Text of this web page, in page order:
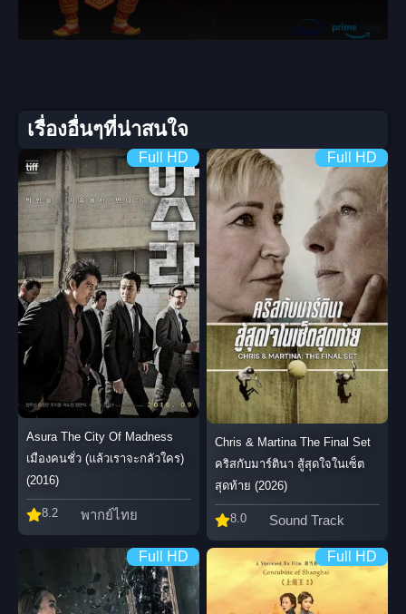
เรื่องอื่นๆที่น่าสนใจ
Full HD
Asura The City Of Madness
เมืองคนชั่ว (แล้วเราจะกลัวใคร)
(2016)
8.2 พากย์ไทย
Full HD
Chris & Martina The Final Set
คริสกับมาร์ตินา สู้สุดใจในเซ็ต
สุดท้าย (2026)
8.0 Sound Track
Full HD Full HD